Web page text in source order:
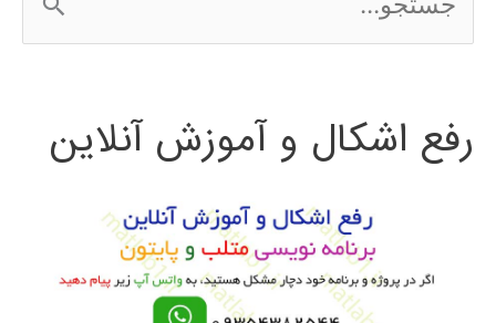
س
ج
رفع اشکال و آموزش آنلاین